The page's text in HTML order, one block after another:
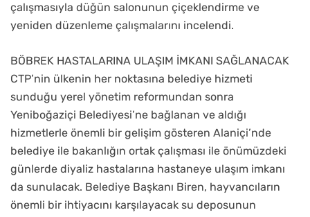
çalışmasıyla düğün salonunun çiçeklendirme ve
yeniden düzenleme çalışmalarını incelendi.
BÖBREK HASTALARINA ULAŞIM İMKANI SAĞLANACAK
CTP’nin ülkenin her noktasına belediye hizmeti
sunduğu yerel yönetim reformundan sonra
Yeniboğaziçi Belediyesi’ne bağlanan ve aldığı
hizmetlerle önemli bir gelişim gösteren Alaniçi’nde
belediye ile bakanlığın ortak çalışması ile önümüzdeki
günlerde diyaliz hastalarına hastaneye ulaşım imkanı
da sunulacak. Belediye Başkanı Biren, hayvancıların
önemli bir ihtiyacını karşılayacak su deposunun